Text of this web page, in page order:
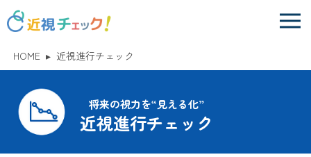
HOME ▸ 近視進行チェック
将来の視力を“見える化”
近視進行チェック